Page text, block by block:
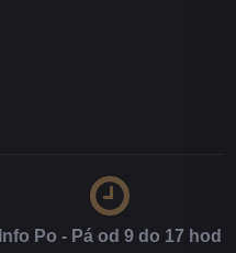
Info Po - Pá od 9 do 17 hod​